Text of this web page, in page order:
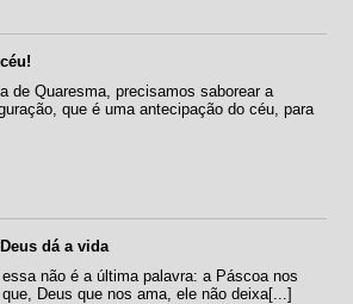
de Quaresma, precisamos saborear a
que é uma antecipação do céu, para
dá a vida
não é a última palavra: a Páscoa nos
Deus que nos ama, ele não deixa[...]